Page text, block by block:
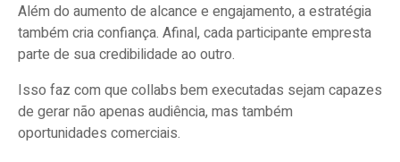
Além do aumento de alcance e engajamento, a estratégia
também cria confiança. Afinal, cada participante empresta
parte de sua credibilidade ao outro.
Isso faz com que collabs bem executadas sejam capazes
de gerar não apenas audiência, mas também
oportunidades comerciais.